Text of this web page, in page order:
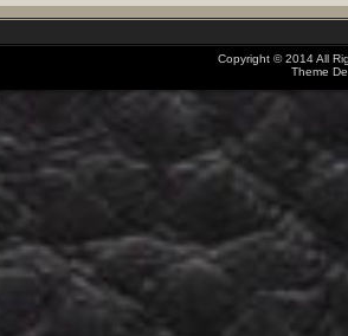
Copyright © 2014 All
Theme